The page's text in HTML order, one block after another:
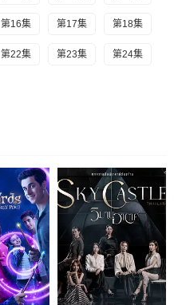
第16集 第17集 第18集
第22集 第23集 第24集